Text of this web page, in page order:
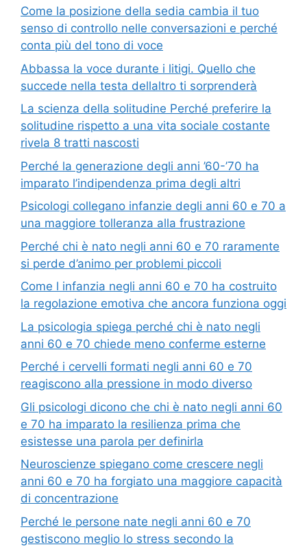
Come la posizione della sedia cambia il tuo
senso di controllo nelle conversazioni e perché
conta più del tono di voce
Abbassa la voce durante i litigi. Quello che
succede nella testa dellaltro ti sorprenderà
La scienza della solitudine Perché preferire la
solitudine rispetto a una vita sociale costante
rivela 8 tratti nascosti
Perché la generazione degli anni ’60-’70 ha
imparato l’indipendenza prima degli altri
Psicologi collegano infanzie degli anni 60 e 70 a
una maggiore tolleranza alla frustrazione
Perché chi è nato negli anni 60 e 70 raramente
si perde d’animo per problemi piccoli
Come l infanzia negli anni 60 e 70 ha costruito
la regolazione emotiva che ancora funziona oggi
La psicologia spiega perché chi è nato negli
anni 60 e 70 chiede meno conferme esterne
Perché i cervelli formati negli anni 60 e 70
reagiscono alla pressione in modo diverso
Gli psicologi dicono che chi è nato negli anni 60
e 70 ha imparato la resilienza prima che
esistesse una parola per definirla
Neuroscienze spiegano come crescere negli
anni 60 e 70 ha forgiato una maggiore capacità
di concentrazione
Perché le persone nate negli anni 60 e 70
gestiscono meglio lo stress secondo la